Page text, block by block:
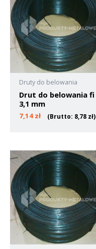
Druty do belowania
Drut do belowania fi
3,1 mm
7,14 zł (Brutto: 8,78 zł)